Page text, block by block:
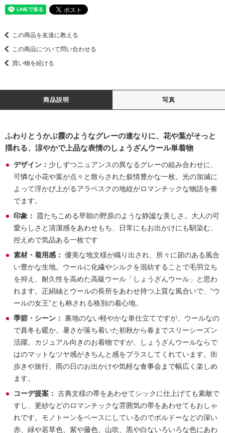
この商品を友達に教える
この商品について問い合わせる
買い物を続ける
商品説明 写真
ふわりとうかぶ霞のようなグレーの連なりに、花や葉がそっと
揺れる、涼やかで上品な表情のしょうざんウール単着物
デザイン： 少しずつニュアンスの異なるグレーの組み合わせに、
可憐な小花や葉が点々と散らされた叙情豊かな一枚。光の加減に
よって浮かび上がるアラベスクの地紋がロマンチックな物語を奏
でます。
印象：
霞たちこめる早朝の野原のような静謐な美しさ。大人の可
愛らしさと清潔感をあわせもち、日常にもお出かけにも馴染む、
控えめで気品ある一枚です
素材・着用感： 優美な地文様が織り出され、所々に節のある風合
い豊かな生地。ウールに化繊やシルクを混紡することで毛羽立ち
を抑え、耐久性を高めた高級ウール「しょうざんウール」と思わ
れます。正絹紬とウールの長所をあわせ持つ上質な風合いで、“ウ
ールの女王”とも称される格別の着心地。
季節・シーン： 裏地のない軽やかな単仕立てですが、ウールなの
で真冬も暖か。暑さが落ち着いた初秋から春までスリーシーズン
活躍。カジュアル向きのお着物ですが、しょうざんウールならで
はのマットなツヤ感がきちんと感をプラスしてくれています。街
歩きや旅行、雨の日のお出かけや気軽な食事会まで幅広く楽しめ
ます。
コーデ提案： 古典文様の帯をあわせてシックに仕上げても素敵で
すし、更紗などのロマンチックな雰囲気の帯をあわせてもおしゃ
れです。モノトーンをベースにしているのでボルドーなどの深い
赤、緑や若草色、紫や藤色、山吹、黒や白ないろいろな色にあわ